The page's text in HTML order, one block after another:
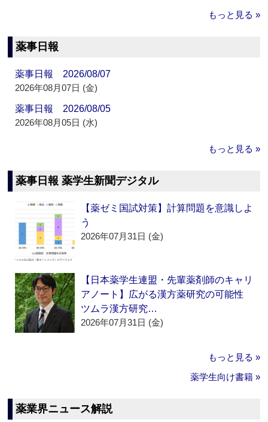
もっと見る »
薬事日報
薬事日報 2026/08/07
2026年08月07日 (金)
薬事日報 2026/08/05
2026年08月05日 (水)
もっと見る »
薬事日報 薬学生新聞デジタル
【薬ゼミ国試対策】計算問題を意識しよ
う
2026年07月31日 (金)
【日本薬学生連盟・先輩薬剤師のキャリ
アノート】広がる漢方薬研究の可能性
ツムラ漢方研究…
2026年07月31日 (金)
もっと見る »
薬学生向け書籍 »
薬業界ニュース解説